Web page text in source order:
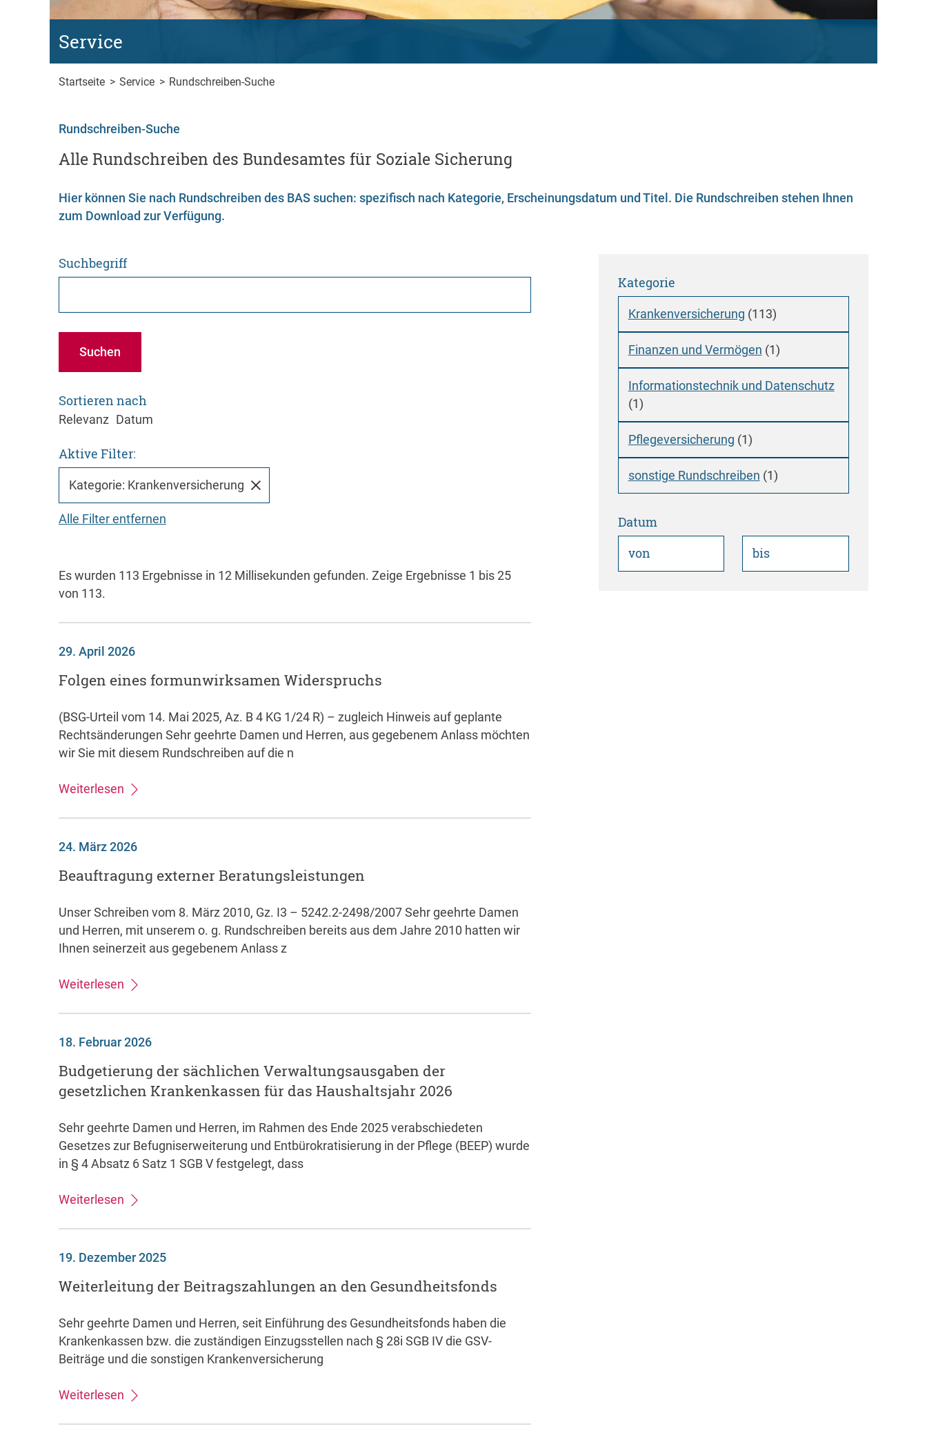
Service
Startseite > Service > Rundschreiben-Suche
Rundschreiben-Suche
Alle Rundschreiben des Bundesamtes für Soziale Sicherung
Hier können Sie nach Rundschreiben des BAS suchen: spezifisch nach Kategorie, Erscheinungsdatum und Titel. Die Rundschreiben stehen Ihnen
zum Download zur Verfügung.
Suchbegriff
Suchen
Sortieren nach
Relevanz Datum
Aktive Filter:
Kategorie: Krankenversicherung
Alle Filter entfernen
Es wurden 113 Ergebnisse in 12 Millisekunden gefunden. Zeige Ergebnisse 1 bis 25
von 113.
29. April 2026
Folgen eines formunwirksamen Widerspruchs
(BSG-Urteil vom 14. Mai 2025, Az. B 4 KG 1/24 R) – zugleich Hinweis auf geplante
Rechtsänderungen Sehr geehrte Damen und Herren, aus gegebenem Anlass möchten
wir Sie mit diesem Rundschreiben auf die n
Weiterlesen
24. März 2026
Beauftragung externer Beratungsleistungen
Unser Schreiben vom 8. März 2010, Gz. I3 – 5242.2-2498/2007 Sehr geehrte Damen
und Herren, mit unserem o. g. Rundschreiben bereits aus dem Jahre 2010 hatten wir
Ihnen seinerzeit aus gegebenem Anlass z
Weiterlesen
18. Februar 2026
Budgetierung der sächlichen Verwaltungsausgaben der
gesetzlichen Krankenkassen für das Haushaltsjahr 2026
Sehr geehrte Damen und Herren, im Rahmen des Ende 2025 verabschiedeten
Gesetzes zur Befugniserweiterung und Entbürokratisierung in der Pflege (BEEP) wurde
in § 4 Absatz 6 Satz 1 SGB V festgelegt, dass
Weiterlesen
19. Dezember 2025
Weiterleitung der Beitragszahlungen an den Gesundheitsfonds
Sehr geehrte Damen und Herren, seit Einführung des Gesundheitsfonds haben die
Krankenkassen bzw. die zuständigen Einzugsstellen nach § 28i SGB IV die GSV-
Beiträge und die sonstigen Krankenversicherung
Weiterlesen
Kategorie
Krankenversicherung 113
Finanzen und Vermögen 1
Informationstechnik und Datenschutz
1
Pflegeversicherung 1
sonstige Rundschreiben 1
Datum